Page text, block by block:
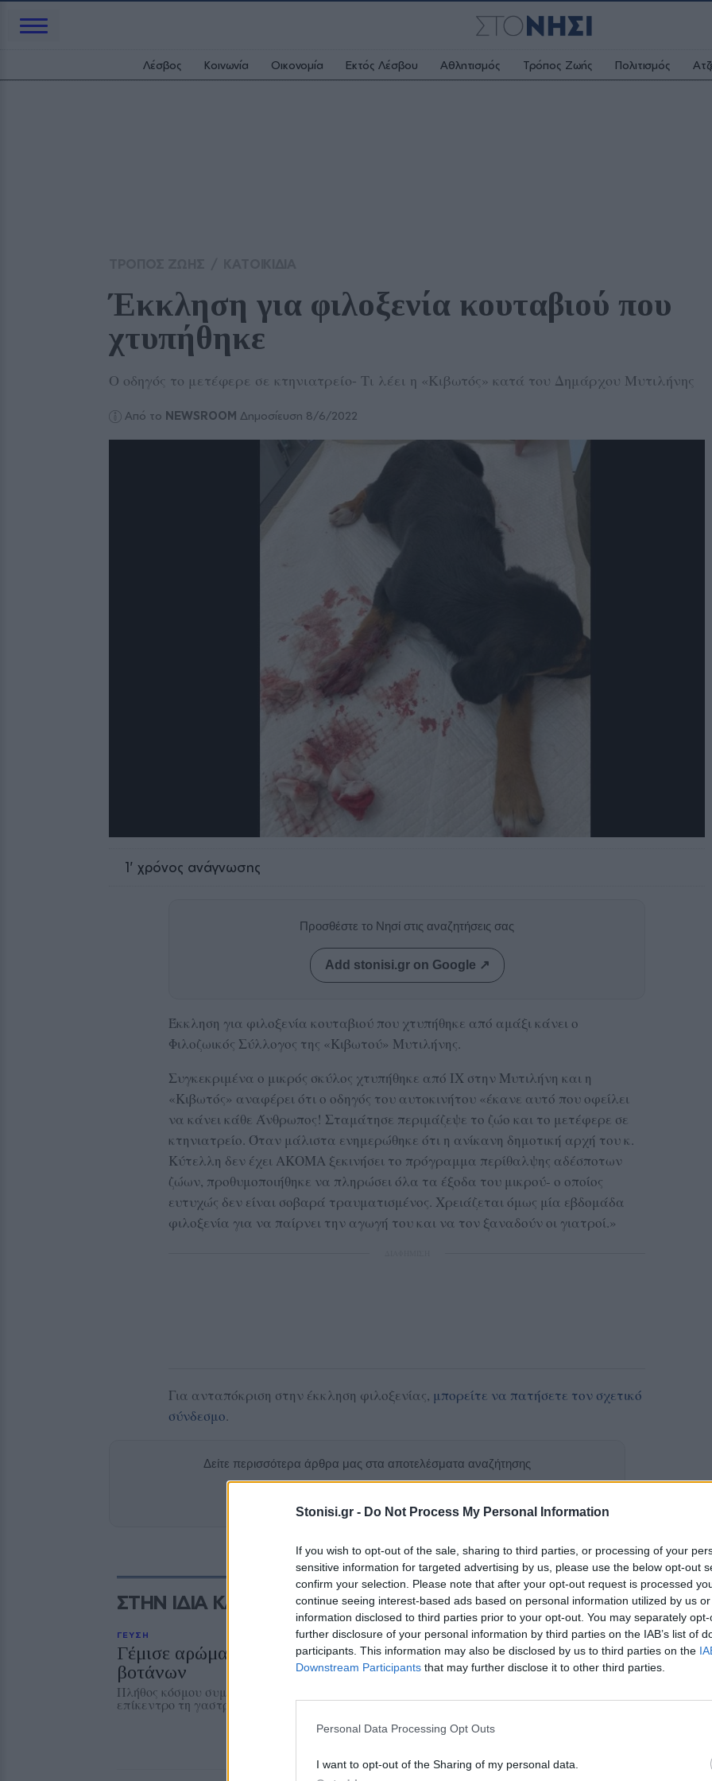
Stonisi.gr - Do Not Process My Personal Information
If you wish to opt-out of the sale, sharing to third parties, or processing of your
sensitive information for targeted advertising by us, please use the below opt-out
confirm your selection. Please note that after your opt-out request is processed
continue seeing interest-based ads based on personal information utilized by us
information disclosed to third parties prior to your opt-out. You may separately
further disclosure of your personal information by third parties on the IAB’s list of
participants. This information may also be disclosed by us to third parties on the
Downstream Participants that may further disclose it to other third parties.
Personal Data Processing Opt Outs
I want to opt-out of the Sharing of my personal data.
Λέσβος Κοινωνία Οικονομία Εκτός Λέσβου Αθλητισμός Τρόπος Ζωής Πολιτισμός
Έκκληση για φιλοξενία κουταβιού που
χτυπήθηκε
Ο οδηγός το μετέφερε σε κτηνιατρείο- Τι λέει η «Κιβωτός» κατά του Δημάρχου Μυτιλήνης
Από το NEWSROOM Δημοσίευση 8/6/2022
1' χρόνος ανάγνωσης
Προσθέστε το Νησί στις αναζητήσεις σας
Add stonisi.gr on Google ↗
Έκκληση για φιλοξενία κουταβιού που χτυπήθηκε από αμάξι κάνει ο
Φιλοζωικός Σύλλογος της «Κιβωτού» Μυτιλήνης.
Συγκεκριμένα ο μικρός σκύλος χτυπήθηκε από ΙΧ στην Μυτιλήνη και η
«Κιβωτός» αναφέρει ότι ο οδηγός του αυτοκινήτου «έκανε αυτό που οφείλει
να κάνει κάθε Άνθρωπος! Σταμάτησε περιμάζεψε το ζώο και το μετέφερε σε
κτηνιατρείο. Όταν μάλιστα ενημερώθηκε ότι η ανίκανη δημοτική αρχή του κ.
Κύτελλη δεν έχει ΑΚΟΜΑ ξεκινήσει το πρόγραμμα περίθαλψης αδέσποτων
ζώων, προθυμοποιήθηκε να πληρώσει όλα τα έξοδα του μικρού- ο οποίος
ευτυχώς δεν είναι σοβαρά τραυματισμένος. Χρειάζεται όμως μία εβδομάδα
φιλοξενία για να παίρνει την αγωγή του και να τον ξαναδούν οι γιατροί.»
Για ανταπόκριση στην έκκληση φιλοξενίας, μπορείτε να πατήσετε τον σχετικό
σύνδεσμο.
Δείτε περισσότερα άρθρα μας στα αποτελέσματα αναζήτησης
ΣΤΗΝ ΙΔΙΑ ΚΑΤΗΓΟΡΙΑ
ΓΕΥΣΗ
Γέμισε αρώματα το Μεγαλοχώρι στη γιορτή
βοτάνων
Πλήθος κόσμου συμμετείχε στην εκδήλωση του Taste Lesvos με
επίκεντρο τη γαστρονομική και φυσική κληρονομιά της Λέσβου